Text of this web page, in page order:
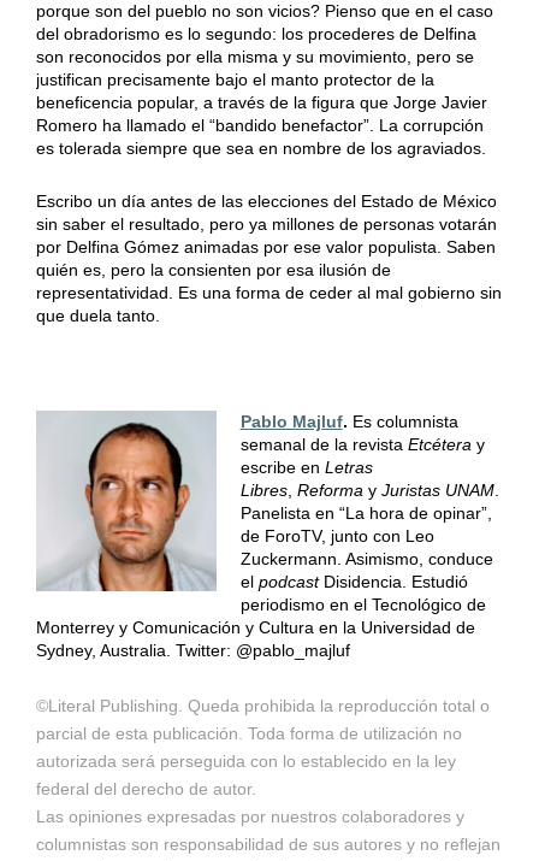
porque son del pueblo no son vicios? Pienso que en el caso
del obradorismo es lo segundo: los procederes de Delfina
son reconocidos por ella misma y su movimiento, pero se
justifican precisamente bajo el manto protector de la
beneficencia popular, a través de la figura que Jorge Javier
Romero ha llamado el “bandido benefactor”. La corrupción
es tolerada siempre que sea en nombre de los agraviados.
Escribo un día antes de las elecciones del Estado de México
sin saber el resultado, pero ya millones de personas votarán
por Delfina Gómez animadas por ese valor populista. Saben
quién es, pero la consienten por esa ilusión de
representatividad. Es una forma de ceder al mal gobierno sin
que duela tanto.
Pablo Majluf. Es columnista
semanal de la revista Etcéteray
escribe en Letras
Libres, Reformay Juristas UNAM.
Panelista en “La hora de opinar”,
de ForoTV, junto con Leo
Zuckermann. Asimismo, conduce
el podcastDisidencia. Estudió
periodismo en el Tecnológico de
Monterrey y Comunicación y Cultura en la Universidad de
Sydney, Australia. Twitter: @pablo_majluf
©Literal Publishing. Queda prohibida la reproducción total o
parcial de esta publicación. Toda forma de utilización no
autorizada será perseguida con lo establecido en la ley
federal del derecho de autor.
Las opiniones expresadas por nuestros colaboradores y
columnistas son responsabilidad de sus autores y no reflejan